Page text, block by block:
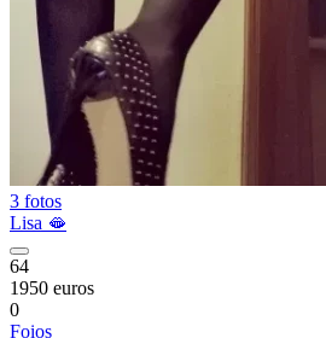
3 fotos
Lisa 🫦
64
1950 euros
0
Foios